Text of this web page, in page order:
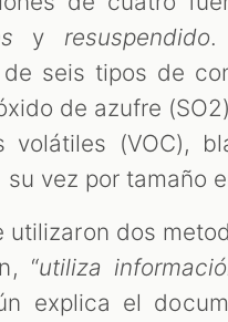
y resuspendido.
seis tipos de
de azufre
volátiles (VOC),
vez por tamaño
utilizaron dos
“utiliza
explica el